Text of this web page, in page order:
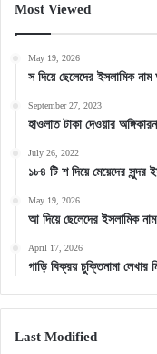
Most Viewed
May 19, 2026
স দিয়ে ছেলেদের ইসলামিক
September 27, 2023
হাওলাত টাকা দেওয়ার
July 26, 2022
১৮৪ টি শ দিয়ে মেয়েদের সুন্দর
May 19, 2026
আ দিয়ে ছেলেদের ইসলামিক
April 17, 2026
গাড়ি বিক্রয় চুক্তিনামা
Last Modified